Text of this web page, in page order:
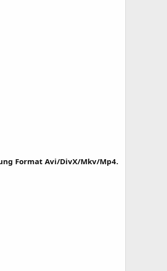
Format Avi/DivX/Mkv/Mp4.